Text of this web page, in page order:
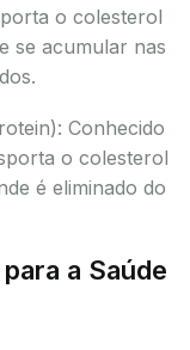
o colesterol
se acumular nas
Conhecido
o colesterol
é eliminado do
a Saúde